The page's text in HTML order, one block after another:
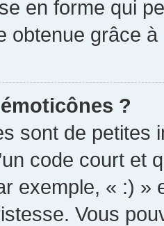
en forme qui
obtenue grâce à
?
sont de petites
code court et
exemple, « :) »
Vous